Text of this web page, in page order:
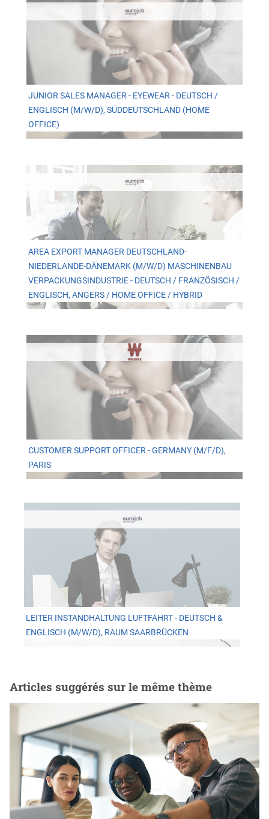
JUNIOR SALES MANAGER - EYEWEAR - DEUTSCH /
ENGLISCH (M/W/D), SÜDDEUTSCHLAND (HOME
OFFICE)
AREA EXPORT MANAGER DEUTSCHLAND-
NIEDERLANDE-DÄNEMARK (M/W/D) MASCHINENBAU
VERPACKUNGSINDUSTRIE - DEUTSCH / FRANZÖSISCH /
ENGLISCH, ANGERS / HOME OFFICE / HYBRID
CUSTOMER SUPPORT OFFICER - GERMANY (M/F/D),
PARIS
LEITER INSTANDHALTUNG LUFTFAHRT - DEUTSCH &
ENGLISCH (M/W/D), RAUM SAARBRÜCKEN
Articles suggérés sur le même thème